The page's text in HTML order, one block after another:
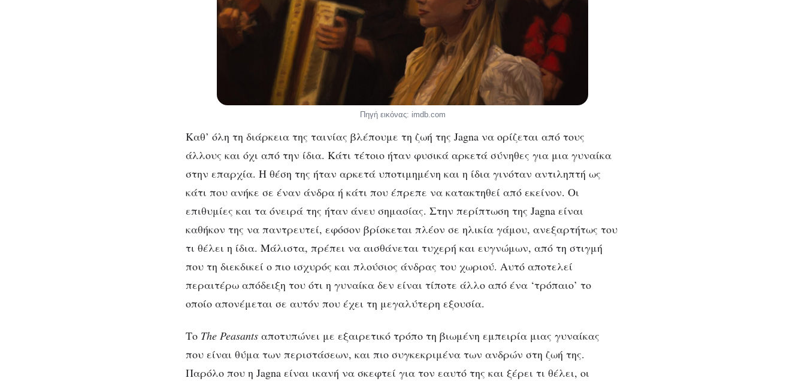
Πηγή εικόνας: imdb.com
Καθ’ όλη τη διάρκεια της ταινίας βλέπουμε τη ζωή της Jagna να ορίζεται από τους
άλλους και όχι από την ίδια. Κάτι τέτοιο ήταν φυσικά αρκετά σύνηθες για μια γυναίκα
στην επαρχία. Η θέση της ήταν αρκετά υποτιμημένη και η ίδια γινόταν αντιληπτή ως
κάτι που ανήκε σε έναν άνδρα ή κάτι που έπρεπε να κατακτηθεί από εκείνον. Οι
επιθυμίες και τα όνειρά της ήταν άνευ σημασίας. Στην περίπτωση της Jagna είναι
καθήκον της να παντρευτεί, εφόσον βρίσκεται πλέον σε ηλικία γάμου, ανεξαρτήτως του
τι θέλει η ίδια. Μάλιστα, πρέπει να αισθάνεται τυχερή και ευγνώμων, από τη στιγμή
που τη διεκδικεί ο πιο ισχυρός και πλούσιος άνδρας του χωριού. Αυτό αποτελεί
περαιτέρω απόδειξη του ότι η γυναίκα δεν είναι τίποτε άλλο από ένα ‘τρόπαιο’ το
οποίο απονέμεται σε αυτόν που έχει τη μεγαλύτερη εξουσία.
Το The Peasants αποτυπώνει με εξαιρετικό τρόπο τη βιωμένη εμπειρία μιας γυναίκας
που είναι θύμα των περιστάσεων, και πιο συγκεκριμένα των ανδρών στη ζωή της.
Παρόλο που η Jagna είναι ικανή να σκεφτεί για τον εαυτό της και ξέρει τι θέλει, οι